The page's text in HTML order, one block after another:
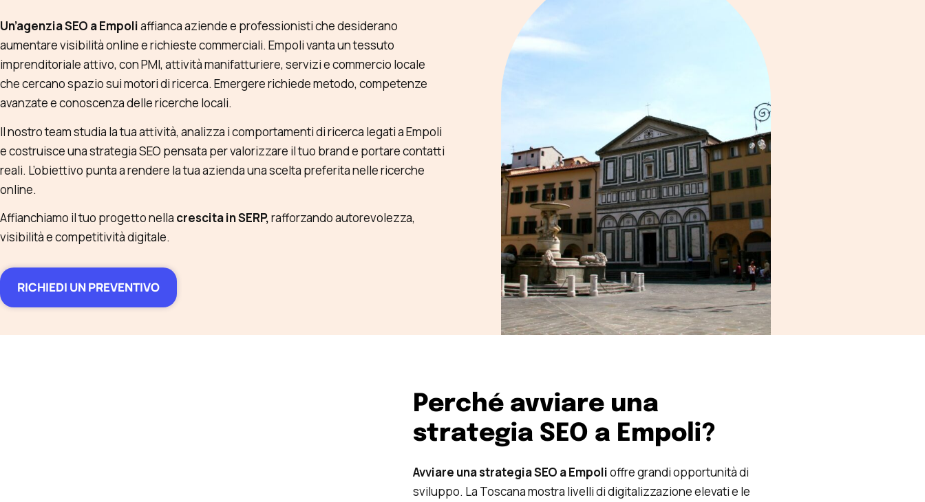
Un’agenzia SEO a Empoliaffianca aziende e professionisti che desiderano
aumentare visibilità online e richieste commerciali. Empoli vanta un tessuto
imprenditoriale attivo, con PMI, attività manifatturiere, servizi e commercio locale
che cercano spazio sui motori di ricerca. Emergere richiede metodo, competenze
avanzate e conoscenza delle ricerche locali.
Il nostro team studia la tua attività, analizza i comportamenti di ricerca legati a Empoli
e costruisce una strategia SEO pensata per valorizzare il tuo brand e portare contatti
reali. L’obiettivo punta a rendere la tua azienda una scelta preferita nelle ricerche
online.
Affianchiamo il tuo progetto nella crescita in SERP,rafforzando autorevolezza,
visibilità e competitività digitale.
RICHIEDI UN PREVENTIVO
Perché avviare una
strategia SEO a Empoli?
Avviare una strategia SEO a Empolioffre grandi opportunità di
sviluppo. La Toscana mostra livelli di digitalizzazione elevati e le